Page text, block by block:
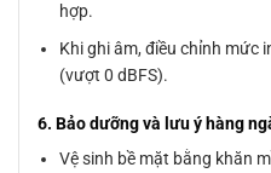
hợp.
Khi ghi âm, điều chỉnh mức
(vượt 0 dBFS).
6. Bảo dưỡng và lưu ý hàng
Vệ sinh bề mặt bằng khăn